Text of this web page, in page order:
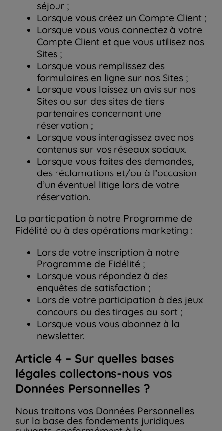
séjour ;
Lorsque vous créez un Compte Client ;
Lorsque vous vous connectez à votre
Compte Client et que vous utilisez nos
Sites ;
Lorsque vous remplissez des
formulaires en ligne sur nos Sites ;
Lorsque vous laissez un avis sur nos
Sites ou sur des sites de tiers
partenaires concernant une
réservation ;
Lorsque vous interagissez avec nos
contenus sur vos réseaux sociaux.
Lorsque vous faites des demandes,
des réclamations et/ou à l’occasion
d’un éventuel litige lors de votre
réservation.
La participation à notre Programme de
Fidélité ou à des opérations marketing :
Lors de votre inscription à notre
Programme de Fidélité ;
Lorsque vous répondez à des
enquêtes de satisfaction ;
Lors de votre participation à des jeux
concours ou des tirages au sort ;
Lorsque vous vous abonnez à la
newsletter.
Article 4 – Sur quelles bases
légales collectons-nous vos
Données Personnelles ?
Nous traitons vos Données Personnelles
sur la base des fondements juridiques